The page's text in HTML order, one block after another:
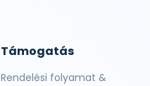
Támogatás
Rendelési folyamat &